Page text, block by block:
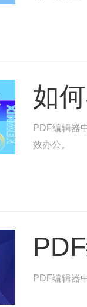
如
PDF编辑器
效办公。
PDF编辑器